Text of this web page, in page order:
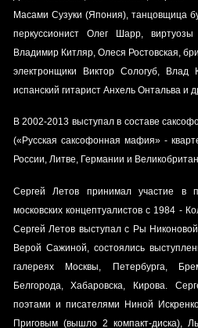
Масами Сузуки (Япония), танцовщица
перкуссионист Олег Шарр, виртуозы
Владимир Китляр, Олеся Ростовская,
электронщики
Виктор Сологуб, Влад
испанский гитаристАнхель Онтальваи
В 2002-2013 выступал в
(«Русская саксофонная мафия»-
России, Литве, Германии и
Сергей Летов принимал участие в
московских концептуалистов с 1984 -
Сергей Летов выступал с Ры Никоновой, с Германом Виноградовым, с
Верой Сажиной, состоялись
галереях Москвы, Петербурга,
Белгорода, Хабаровска, Кирова. Сергей
поэтами и писателями Ниной
Приговым (вышло 2 компакт-диска),